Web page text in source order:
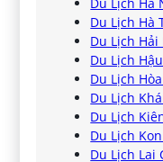
Du Lịch Hà
Du Lịch Hải
Du Lịch
Du Lịch
Du Lịch
Du Lịch
Du Lịch
Du Lịch Lai